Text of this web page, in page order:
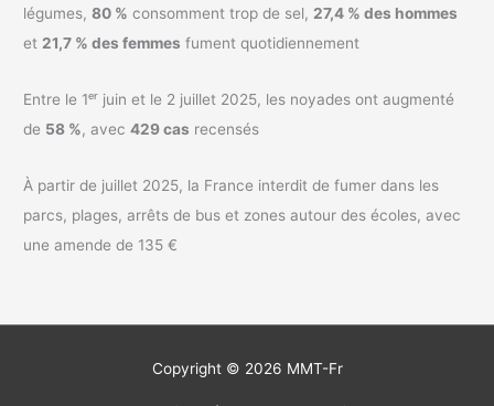
légumes,80 % consomment trop de sel, 27,4 % des hommes
et 21,7 % des femmes fument quotidiennement
Entre le 1ᵉʳ juin et le 2 juillet 2025, les noyades ont augmenté
de 58 %, avec429 cas recensés
À partir de juillet 2025, la France interdit de fumer dans les
parcs, plages, arrêts de bus et zones autour des écoles, avec
une amende de 135 €
Copyright © 2026 MMT-Fr